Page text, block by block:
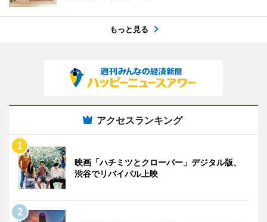
もっと見る
アクセスランキング
映画「ハチミツとクローバー」デジタル版、
渋谷でリバイバル上映